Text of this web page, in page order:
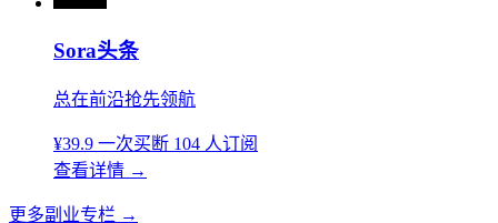
Sora头条
总在前沿抢先领航
¥39.9 一次买断 104 人订阅
查看详情 →
更多副业专栏 →